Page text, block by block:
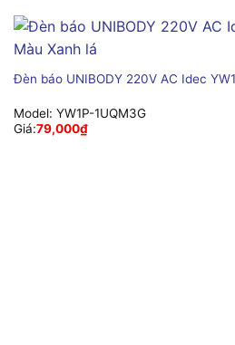
Đèn báo UNIBODY 220V AC Idec
Model: YW1P-1UQM3G
Giá:79,000₫